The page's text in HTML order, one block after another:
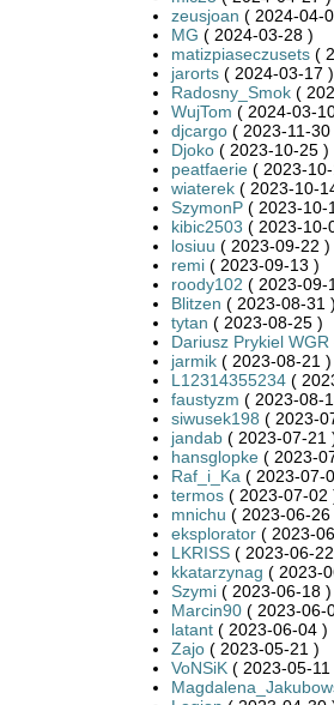
zeusjoan ( 2024-04-
MG ( 2024-03-28 )
matizpiaseczusets(
jarorts( 2024-03-17 )
Radosny_Smok(
WujTom ( 2024-03-
djcargo( 2023-11-30
Djoko( 2023-10-25 )
peatfaerie( 2023-10-
wiaterek( 2023-10-
SzymonP( 2023-10-
kibic2503 ( 2023-10-
losiuu ( 2023-09-22 )
remi( 2023-09-13 )
roody102 ( 2023-09-
Blitzen ( 2023-08-31 )
tytan ( 2023-08-25 )
Dariusz Prykiel WGR
jarmik( 2023-08-21 )
L12314355234(
faustyzm ( 2023-08-
siwusek198 ( 2023-
jandab( 2023-07-21
hansglopke( 2023-
Raf_i_Ka ( 2023-07-
termos( 2023-07-02
mnichu ( 2023-06-26
eksplorator( 2023-
LKRISS( 2023-06-
kkatarzynag ( 2023-
Szymi( 2023-06-18 )
Marcin90( 2023-06-
latant( 2023-06-04 )
Zajo( 2023-05-21 )
VoNSiK( 2023-05-11